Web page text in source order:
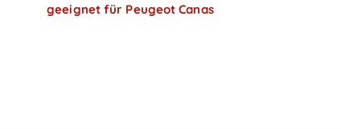
geeignet für Peugeot Canas